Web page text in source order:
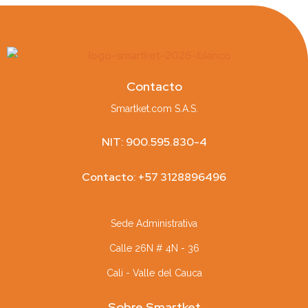
Contacto
Smartket.com S.A.S.
NIT: 900.595.830-4
Contacto: +57 3128896496
Sede Administrativa
Calle 26N # 4N - 36
Cali - Valle del Cauca